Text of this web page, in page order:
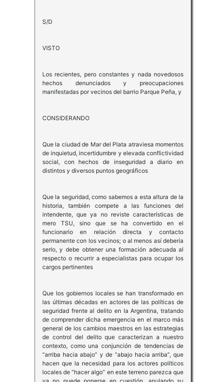
S/D
VISTO
Los recientes, pero constantes y nada novedosos
hechos denunciados y preocupaciones
manifestadas por vecinos del barrio Parque Peña, y
CONSIDERANDO
Que la ciudad de Mar del Plata atraviesa momentos
de inquietud, incertidumbre y elevada conflictividad
social, con hechos de inseguridad a diario en
distintos y diversos puntos geográficos
Que la seguridad, como sabemos a esta altura de la
historia, también compete a las funciones del
intendente, que ya no reviste características de
mero TSU, sino que se ha convertido en el
funcionario en relación directa y contacto
permanente con los vecinos; o al menos así debería
serlo, y debe obtener una formación adecuada al
respecto o recurrir a especialistas para ocupar los
cargos pertinentes
Que los gobiernos locales se han transformado en
las últimas décadas en actores de las políticas de
seguridad frente al delito en la Argentina, tratando
de comprender dicha emergencia en el marco más
general de los cambios maestros en las estrategias
de control del delito que caracterizan a nuestro
contexto, como una conjunción de tendencias de
“arriba hacia abajo” y de “abajo hacia arriba”, que
hacen que la necesidad para los actores políticos
locales de “hacer algo” en este terreno parezca que